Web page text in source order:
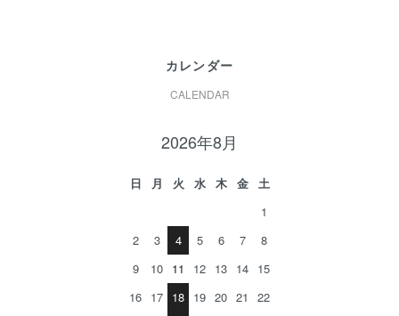
カレンダー
CALENDAR
2026年8月
日 月 火 水 木 金
土
1
2
3 4 5 6 7
8
9
10 11 12 13 14 15
16 17 18 19 20 21
22